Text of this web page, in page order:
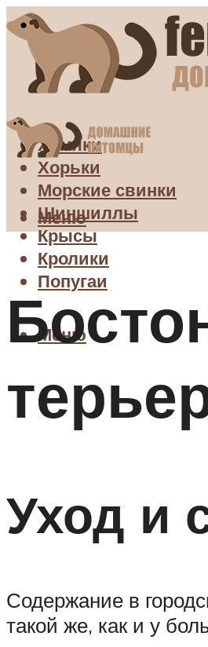
Хомяки
Хорьки
Морские свинки
Шиншиллы
Крысы
Кролики
Попугаи
Меню
Меню
Уход и
Содержание в
такой же, как и у